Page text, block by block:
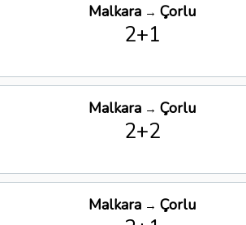
Malkara→ Çorlu
2+1
Malkara→ Çorlu
2+2
Malkara→ Çorlu